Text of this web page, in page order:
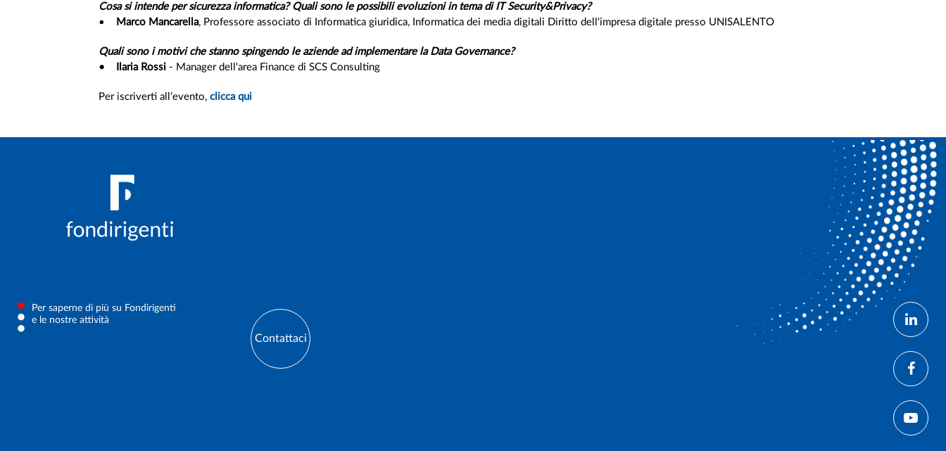
Cosa si intende per sicurezza informatica? Quali sono le possibili evoluzioni in tema di IT Security&Privacy?
•
Marco Mancarella, Professore associato di Informatica giuridica, Informatica dei media digitali Diritto dell'impresa digitale presso UNISALENTO
Quali sono i motivi che stanno spingendo le aziende ad implementare la Data Governance?
• Ilaria Rossi - Manager dell'area Finance di SCS Consulting
Per iscriverti all’evento, clicca qui
Per saperne di più su Fondirigenti
e le nostre attività
Contattaci